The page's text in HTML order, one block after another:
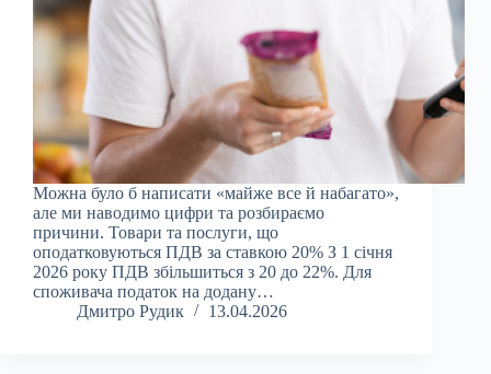
Можна було б написати «майже все й набагато»,
але ми наводимо цифри та розбираємо
причини. Товари та послуги, що
оподатковуються ПДВ за ставкою 20% З 1 січня
2026 року ПДВ збільшиться з 20 до 22%. Для
споживача податок на додану…
Дмитро Рудик
13.04.2026